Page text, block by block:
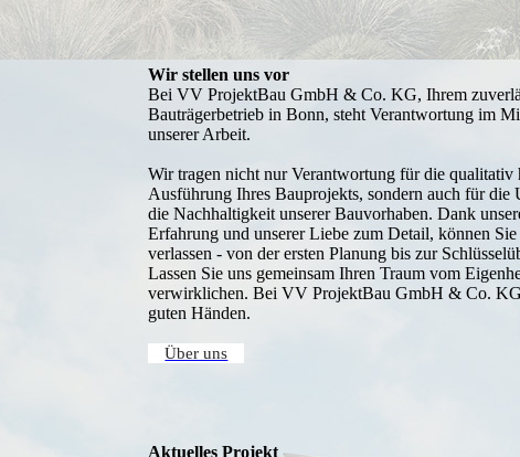
Wir stellen uns vor
Bei VV ProjektBau GmbH & Co. KG, Ihrem
Bauträgerbetrieb in Bonn, steht Verantwortung im
unserer Arbeit.
Wir tragen nicht nur Verantwortung für die qualitativ
Ausführung Ihres Bauprojekts, sondern auch für die
die Nachhaltigkeit unserer Bauvorhaben. Dank
Erfahrung und unserer Liebe zum Detail, können
verlassen - von der ersten Planung bis zur
Lassen Sie uns gemeinsam Ihren Traum vom
verwirklichen. Bei VV ProjektBau GmbH & Co.
guten Händen.
Über uns
Aktuelles Projekt